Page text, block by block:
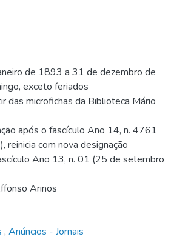
de 1893 a 31 de dezembro de
exceto feriados
das microfichas da Biblioteca Mário
após o fascículo Ano 14, n. 4761
com nova designação
Ano 13, n. 01 (25 de setembro
Arinos
, Anúncios - Jornais